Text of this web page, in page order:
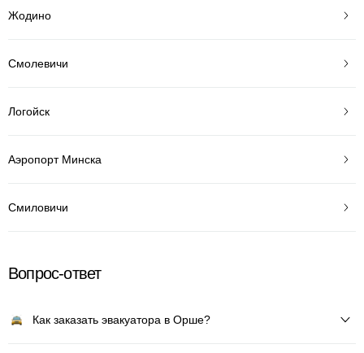
Жодино
Смолевичи
Логойск
Аэропорт Минска
Смиловичи
Вопрос-ответ
Как заказать эвакуатора в Орше?